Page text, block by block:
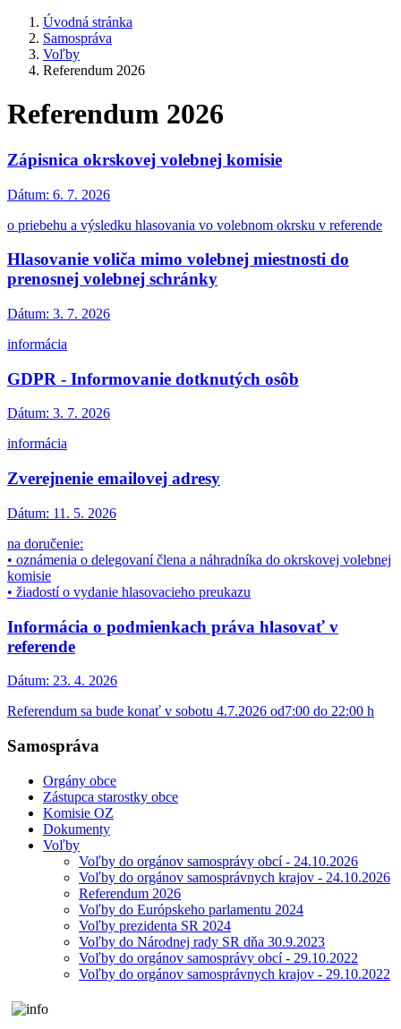
Úvodná stránka
Samospráva
Voľby
Referendum 2026
Referendum 2026
Zápisnica okrskovej volebnej komisie
Dátum: 6. 7. 2026
o priebehu a výsledku hlasovania vo volebnom okrsku v referende
Hlasovanie voliča mimo volebnej miestnosti do
prenosnej volebnej schránky
Dátum: 3. 7. 2026
informácia
GDPR - Informovanie dotknutých osôb
Dátum: 3. 7. 2026
informácia
Zverejnenie emailovej adresy
Dátum: 11. 5. 2026
na doručenie:
• oznámenia o delegovaní člena a náhradníka do okrskovej volebnej
komisie
• žiadostí o vydanie hlasovacieho preukazu
Informácia o podmienkach práva hlasovať v
referende
Dátum: 23. 4. 2026
Referendum sa bude konať v sobotu 4.7.2026 od7:00 do 22:00 h
Samospráva
Orgány obce
Zástupca starostky obce
Komisie OZ
Dokumenty
Voľby
Voľby do orgánov samosprávy obcí - 24.10.2026
Voľby do orgánov samosprávnych krajov - 24.10.2026
Referendum 2026
Voľby do Európskeho parlamentu 2024
Voľby prezidenta SR 2024
Voľby do Národnej rady SR dňa 30.9.2023
Voľby do orgánov samosprávy obcí - 29.10.2022
Voľby do orgánov samosprávnych krajov - 29.10.2022